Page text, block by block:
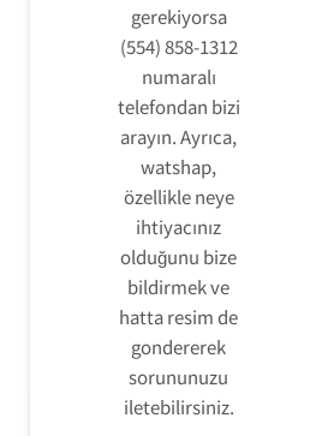
gerekiyorsa
(554) 858-1312
numaralı
telefondan bizi
arayın. Ayrıca,
watshap,
özellikle neye
ihtiyacınız
olduğunu bize
bildirmek ve
hatta resim de
gondererek
sorununuzu
iletebilirsiniz.